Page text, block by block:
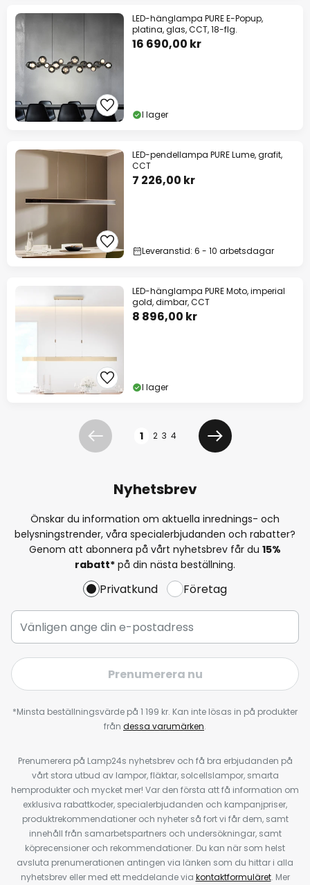
LED-hänglampa PURE E-Popup,
platina, glas, CCT, 18-flg.
16 690,00 kr
I lager
LED-pendellampa PURE Lume, grafit,
CCT
7 226,00 kr
Leveranstid: 6 - 10 arbetsdagar
LED-hänglampa PURE Moto, imperial
gold, dimbar, CCT
8 896,00 kr
I lager
Föregående
1 2 3 4
Nästa
Nyhetsbrev
Önskar du information om aktuella inrednings- och
belysningstrender, våra specialerbjudanden och rabatter?
Genom att abonnera på vårt nyhetsbrev får du 15%
rabatt* på din nästa beställning.
Privatkund Företag
Prenumerera nu
*Minsta beställningsvärde på 1 199 kr. Kan inte lösas in på produkter
från dessa varumärken.
Prenumerera på Lamp24s nyhetsbrev och få bra erbjudanden på
vårt stora utbud av lampor, fläktar, solcellslampor, smarta
hemprodukter och mycket mer! Var den första att få information om
exklusiva rabattkoder, specialerbjudanden och kampanjpriser,
produktrekommendationer och nyheter så fort vi får dem, samt
innehåll från samarbetspartners och undersökningar, samt
köprecensioner och rekommendationer. Du kan när som helst
avsluta prenumerationen antingen via länken som du hittar i alla
nyhetsbrev eller med ett meddelande via kontaktformuläret. Mer